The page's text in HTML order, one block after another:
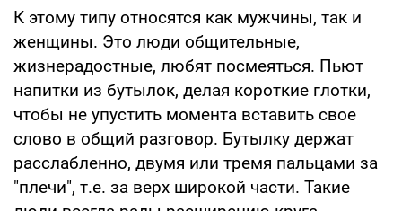
К этому типу относятся как мужчины, так и
женщины. Это люди общительные,
жизнерадостные, любят посмеяться. Пьют
напитки из бутылок, делая короткие глотки,
чтобы не упустить момента вставить свое
слово в общий разговор. Бутылку держат
расслабленно, двумя или тремя пальцами за
"плечи", т.е. за верх широкой части. Такие